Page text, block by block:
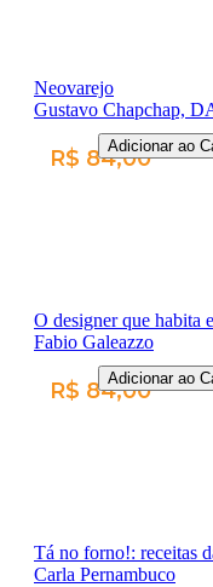
Neovarejo
Gustavo Chapchap,
R$ 84,00Adicionar ao
O designer que habita
Fabio Galeazzo
R$ 84,00Adicionar ao
Tá no forno!: receitas
Carla Pernambuco